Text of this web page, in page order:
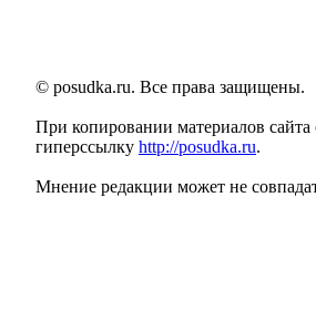
© posudka.ru. Все права защищены.
При копировании материалов сайта
гиперссылку http://posudka.ru.
Мнение редакции может не